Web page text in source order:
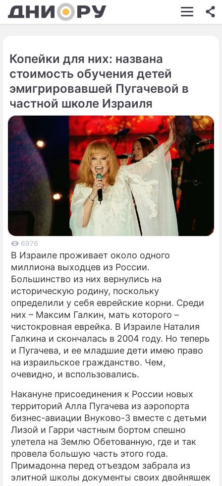
ШОУ-БИЗНЕС
КИНО
НЕДВИЖИМОСТЬ
ЗДОРОВЬЕ
ЭКОНОМИКА
ПРОИСШЕСТВИЯ
СОННИК
СТИЛЬ ЖИЗНИ
СЕРИАЛЫ
ИГРЫ
О ПРОЕКТЕ
Копейки для них: названа
стоимость обучения детей
эмигрировавшей Пугачевой в
частной школе Израиля
6976
В Израиле проживает около одного
миллиона выходцев из России.
Большинство из них вернулись на
историческую родину, поскольку
определили у себя еврейские корни. Среди
них – Максим Галкин, мать которого –
чистокровная еврейка. В Израиле Наталия
Галкина и скончалась в 2004 году. Но теперь
и Пугачева, и ее младшие дети имею право
на израильское гражданство. Чем,
очевидно, и вспользовались.
Накануне присоединения к России новых
территорий Алла Пугачева из аэропорта
бизнес-авиации Внуково-3 вместе с детьми
Лизой и Гарри частным бортом спешно
улетела на Землю Обетованную, где и так
провела большую часть этого года.
Примадонна перед отъездом забрала из
элитной школы документы своих двойняшек